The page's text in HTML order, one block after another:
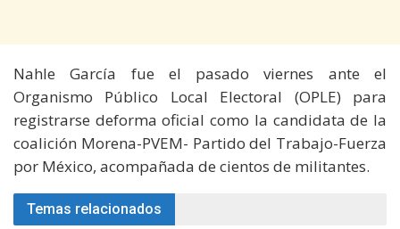
Nahle García fue el pasado viernes ante el
Organismo Público Local Electoral (OPLE) para
registrarse deforma oficial como la candidata de la
coalición Morena-PVEM- Partido del Trabajo-Fuerza
por México, acompañada de cientos de militantes.
Temas relacionados